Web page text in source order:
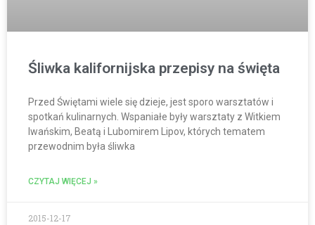
Śliwka kalifornijska przepisy na święta
Przed Świętami wiele się dzieje, jest sporo warsztatów i
spotkań kulinarnych. Wspaniałe były warsztaty z Witkiem
Iwańskim, Beatą i Lubomirem Lipov, których tematem
przewodnim była śliwka
CZYTAJ WIĘCEJ »
2015-12-17